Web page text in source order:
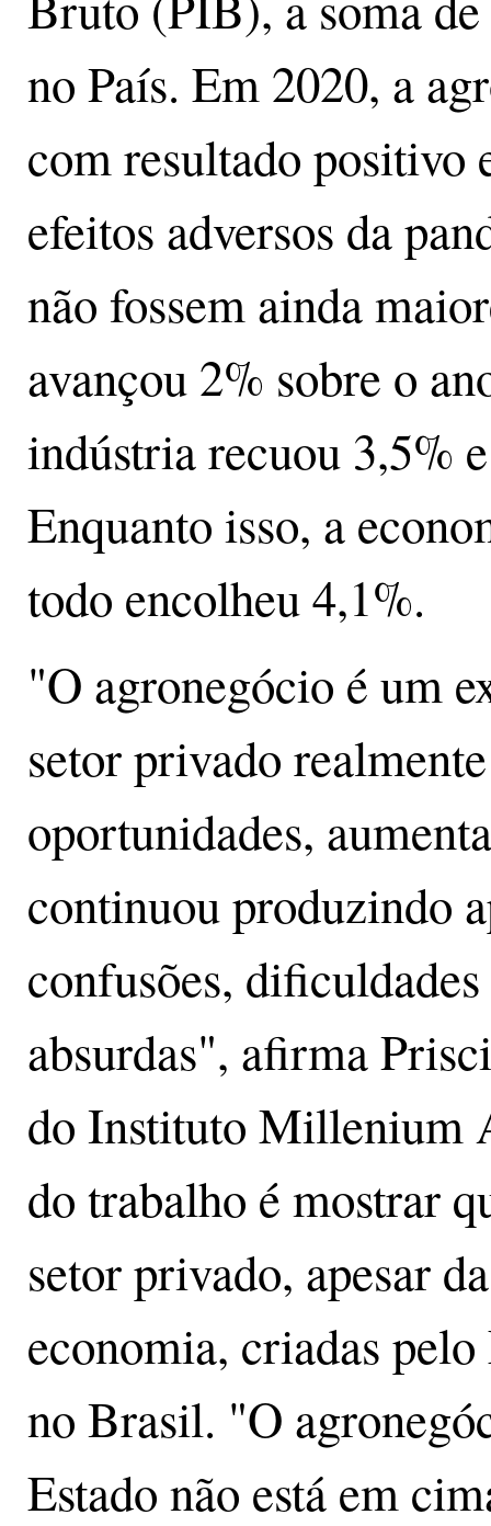
no País. Em 2020, a
com resultado positivo
efeitos adversos da
não fossem ainda
avançou 2% sobre o
indústria recuou 3,5%
Enquanto isso, a
todo encolheu 4,1%.
"O agronegócio é um
setor privado
oportunidades,
continuou produzindo
confusões,
absurdas", afirma
do Instituto Millenium
do trabalho é mostrar
setor privado, apesar
economia, criadas
no Brasil. "O
Estado não está em